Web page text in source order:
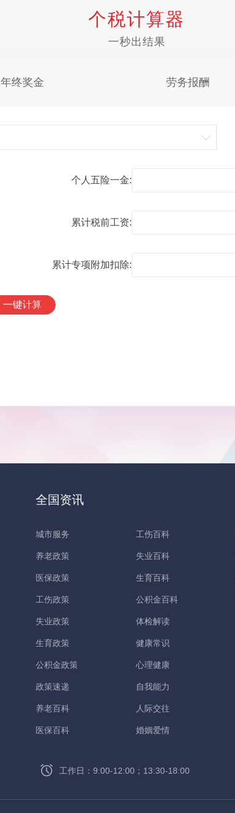
个税计算器
一秒出结果
年终奖金 劳务报酬
个人五险一金:
累计税前工资:
累计专项附加扣除:
一键计算
全国资讯
城市服务
养老政策
医保政策
工伤政策
失业政策
生育政策
公积金政策
政策速递
养老百科
医保百科
工伤百科
失业百科
生育百科
公积金百科
体检解读
健康常识
心理健康
自我能力
人际交往
婚姻爱情
工作日：9:00-12:00；13:30-18:00